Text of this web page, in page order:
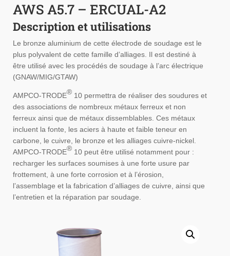
AWS A5.7 – ERCUAL-A2
Description et utilisations
Le bronze aluminium de cette électrode de soudage est le
plus polyvalent de cette famille d’alliages. Il est destiné à
être utilisé avec les procédés de soudage à l’arc électrique
(GNAW/MIG/GTAW)
AMPCO-TRODE®10 permettra de réaliser des soudures et
des associations de nombreux métaux ferreux et non
ferreux ainsi que de métaux dissemblables. Ces métaux
incluent la fonte, les aciers à haute et faible teneur en
carbone, le cuivre, le bronze et les alliages cuivre-nickel.
AMPCO-TRODE®10 peut être utilisé notamment pour :
recharger les surfaces soumises à une forte usure par
frottement, à une forte corrosion et à l’érosion,
l’assemblage et la fabrication d’alliages de cuivre, ainsi que
l’entretien et la réparation par soudage.